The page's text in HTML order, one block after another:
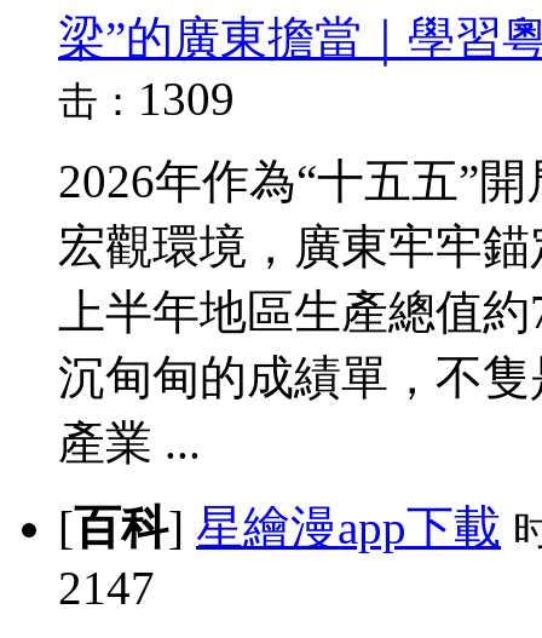
梁”的廣東擔當｜學習
击： 1309
2026年作為“十五五”
宏觀環境，廣東牢牢
上半年地區生產總值
沉甸甸的成績單，不
產業 ...
[百科] 星繪漫app下載
2147